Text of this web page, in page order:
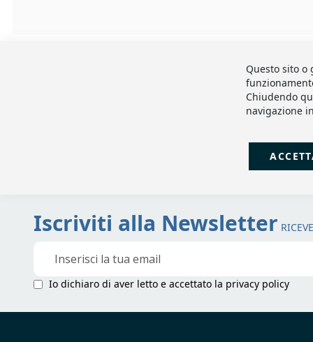
Questo sito o
Chiudendo
navigazione
Iscriviti alla Newsletter
Newsletter:
Io dichiaro di aver letto e accettato la privacy policy